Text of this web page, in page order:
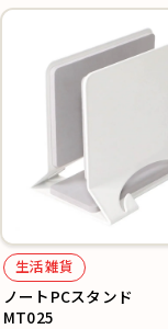
生活雑貨
ノートPCスタンド
MT025